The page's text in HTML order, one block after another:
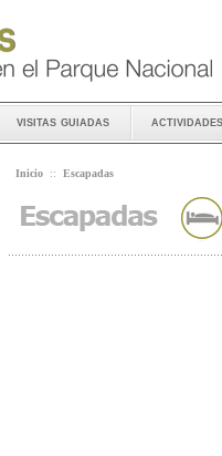
visitas guiadas actividades
Inicio :: Escapadas